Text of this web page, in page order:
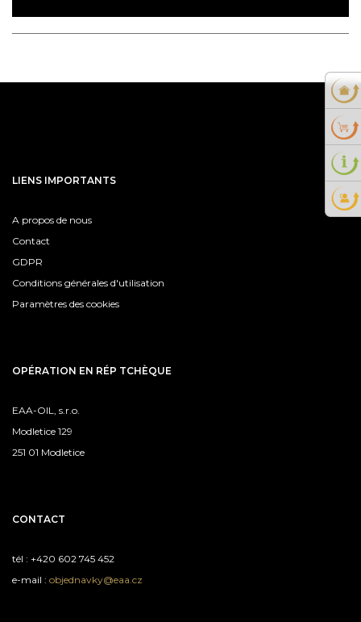
LIENS IMPORTANTS
A propos de nous
Contact
GDPR
Conditions générales d'utilisation
Paramètres des cookies
OPÉRATION EN RÉP TCHÈQUE
EAA-OIL, s.r.o.
Modletice 129
251 01 Modletice
CONTACT
tél : +420 602 745 452
e-mail : objednavky@eaa.cz